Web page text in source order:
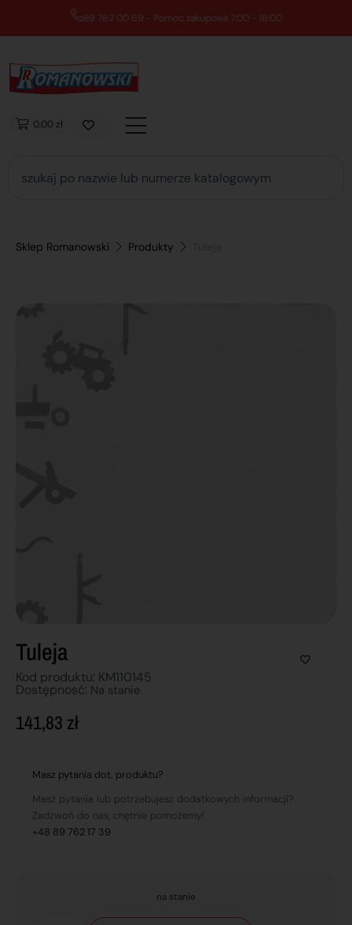
89 762 00 69 - Pomoc zakupowa 7:00 - 16:00
0,00 zł
Sklep Romanowski Produkty
Tuleja
Kod produktu: KM110145
Dostępnosć: Na stanie
141,83 zł
Masz pytania dot. produktu?
Masz pytania lub potrzebujesz dodatkowych informacji?
Zadzwoń do nas, chętnie pomożemy!
+48 89 762 17 39
na stanie